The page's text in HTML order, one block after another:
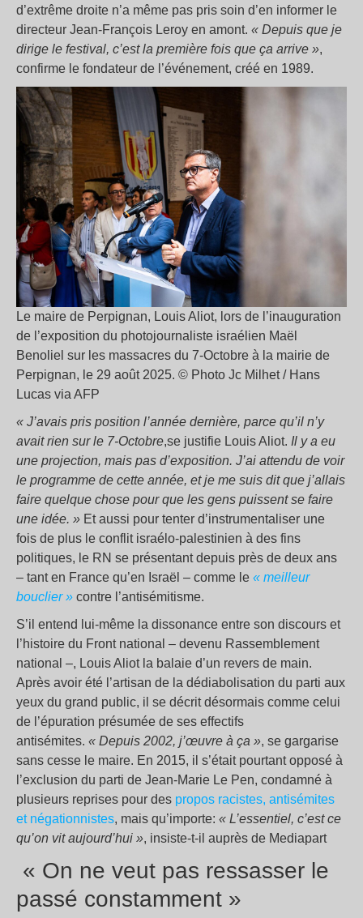
d’extrême droite n’a même pas pris soin d’en informer le
directeur Jean-François Leroy en amont. « Depuis que je
dirige le festival, c’est la première fois que ça arrive »,
confirme le fondateur de l’événement, créé en 1989.
Le maire de Perpignan, Louis Aliot, lors de l’inauguration
de l’exposition du photojournaliste israélien Maël
Benoliel sur les massacres du 7-Octobre à la mairie de
Perpignan, le 29 août 2025. © Photo Jc Milhet / Hans
Lucas via AFP
« J’avais pris position l’année dernière, parce qu’il n’y
avait rien sur le 7-Octobre,se justifie Louis Aliot. Il y a eu
une projection, mais pas d’exposition. J’ai attendu de voir
le programme de cette année, et je me suis dit que j’allais
faire quelque chose pour que les gens puissent se faire
une idée. » Et aussi pour tenter d’instrumentaliser une
fois de plus le conflit israélo-palestinien à des fins
politiques, le RN se présentant depuis près de deux ans
– tant en France qu’en Israël – comme le « meilleur
bouclier » contre l’antisémitisme.
S’il entend lui-même la dissonance entre son discours et
l’histoire du Front national – devenu Rassemblement
national –, Louis Aliot la balaie d’un revers de main.
Après avoir été l’artisan de la dédiabolisation du parti aux
yeux du grand public, il se décrit désormais comme celui
de l’épuration présumée de ses effectifs
antisémites. « Depuis 2002, j’œuvre à ça », se gargarise
sans cesse le maire. En 2015, il s’était pourtant opposé à
l’exclusion du parti de Jean-Marie Le Pen, condamné à
plusieurs reprises pour des propos racistes, antisémites
et négationnistes, mais qu’importe: « L’essentiel, c’est ce
qu’on vit aujourd’hui », insiste-t-il auprès de Mediapart
« On ne veut pas ressasser le
passé constamment »